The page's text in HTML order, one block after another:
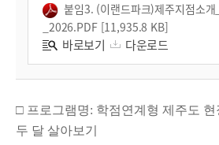
붙임3. (이랜드파크)제주지점소개
_2026.PDF [11,935.8 KB]
바로보기 다운로드
□ 프로그램명: 학점연계형 제주도 현
두 달 살아보기